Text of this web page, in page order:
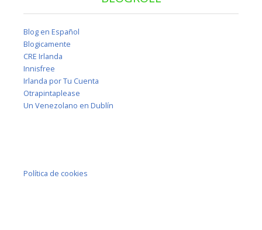
Blog en Español
Blogicamente
CRE Irlanda
Innisfree
Irlanda por Tu Cuenta
Otrapintaplease
Un Venezolano en Dublín
Política de cookies